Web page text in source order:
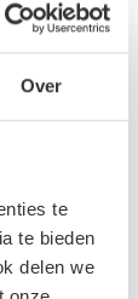
Over
te
te bieden
delen we